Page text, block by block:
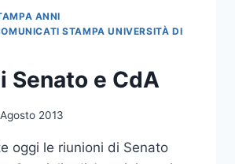
ANNI
STAMPA UNIVERSITÀ DI
Senato e CdA
2013
oggi le riunioni di Senato